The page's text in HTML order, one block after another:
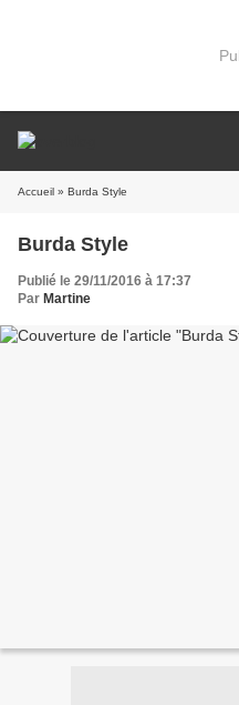
Accueil » Burda Style
Burda Style
Publié le 29/11/2016 à 17:37
Par Martine